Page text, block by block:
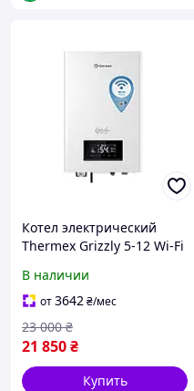
Котел электрический
Thermex Grizzly 5-12 Wi-Fi
В наличии
от3642₴/мес
21 850₴
23 000 ₴
Купить